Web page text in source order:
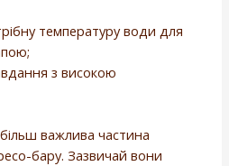
температуру води для
з високою
важлива частина
бару. Зазвичай вони